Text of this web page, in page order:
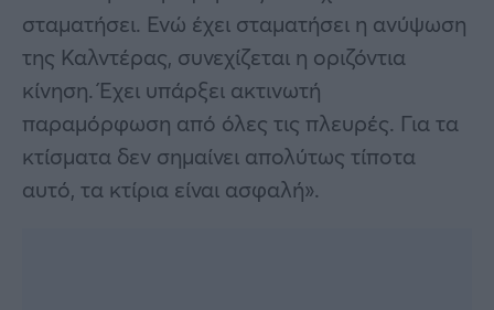
σταματήσει. Ενώ έχει σταματήσει η ανύψωση
της Καλντέρας, συνεχίζεται η οριζόντια
κίνηση. Έχει υπάρξει ακτινωτή
παραμόρφωση από όλες τις πλευρές. Για τα
κτίσματα δεν σημαίνει απολύτως τίποτα
αυτό, τα κτίρια είναι ασφαλή».